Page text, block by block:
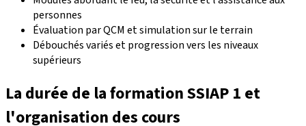
personnes
Évaluation par QCM et simulation sur le terrain
Débouchés variés et progression vers les niveaux
supérieurs
La durée de la formation SSIAP 1 et
l'organisation des cours